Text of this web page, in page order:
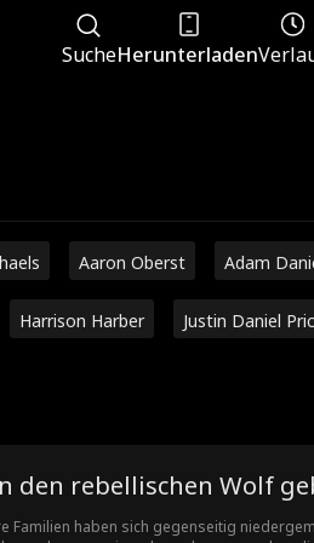
SucheHerunterladen
Aaron Oberst Adam
Harrison Harber Justin Daniel
den rebellischen Wolf
Familien haben sich gegenseitig